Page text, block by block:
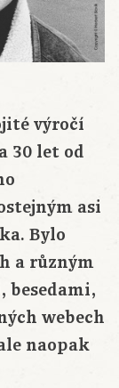
výročí
30 let od
asi
Bylo
a různým
besedami,
webech
naopak